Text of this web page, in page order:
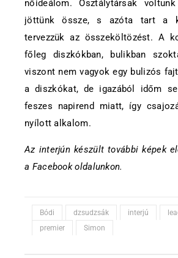
nőideálom. Osztálytársak
jöttünk össze, s azóta tart a
tervezzük az összeköltözést. A
főleg diszkókban, bulikban
viszont nem vagyok egy bulizós
a diszkókat, de igazából időm
feszes napirend miatt, így
nyílott alkalom.
Az interjún készült további képek
a Facebook oldalunkon.
Bódi dzsudzsák interjú
premier
Simon